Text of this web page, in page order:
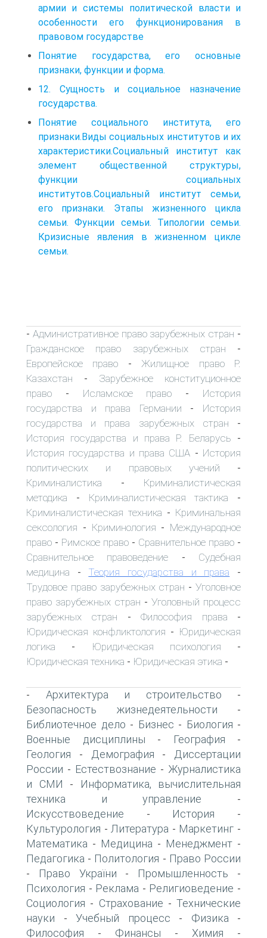
армии и системы политической власти и
особенности его функционирования в
правовом государстве
Понятие государства, его основные
признаки, функции и форма.
12. Сущность и социальное назначение
государства.
Понятие социального института, его
признаки.Виды социальных институтов и их
характеристики.Социальный институт как
элемент общественной структуры,
функции социальных
институтов.Социальный институт семьи,
его признаки. Этапы жизненного цикла
семьи. Функции семьи. Типологии семьи.
Кризисные явления в жизненном цикле
семьи.
- Административное право зарубежных стран -
Гражданское право зарубежных стран -
Европейское право - Жилищное право Р.
Казахстан - Зарубежное конституционное
право - Исламское право - История
государства и права Германии - История
государства и права зарубежных стран -
История государства и права Р. Беларусь -
История государства и права США - История
политических и правовых учений -
Криминалистика - Криминалистическая
методика - Криминалистическая тактика -
Криминалистическая техника - Криминальная
сексология - Криминология - Международное
право - Римское право - Сравнительное право -
Сравнительное правоведение - Судебная
медицина - Теория государства и права -
Трудовое право зарубежных стран -Уголовное
право зарубежных стран - Уголовный процесс
зарубежных стран -Философия права -
Юридическая конфликтология - Юридическая
логика - Юридическая психология -
Юридическая техника - Юридическая этика -
- Архитектура и строительство -
Безопасность жизнедеятельности -
Библиотечное дело - Бизнес - Биология -
Военные дисциплины - География -
Геология - Демография -
Диссертации
России - Естествознание - Журналистика
и СМИ -
Информатика, вычислительная
техника и управление -
Искусствоведение - История -
Культурология - Литература - Маркетинг -
Математика - Медицина - Менеджмент -
Педагогика - Политология - Право России
- Право України - Промышленность -
Психология - Реклама - Религиоведение -
Социология - Страхование - Технические
науки - Учебный процесс - Физика -
Философия - Финансы - Химия -